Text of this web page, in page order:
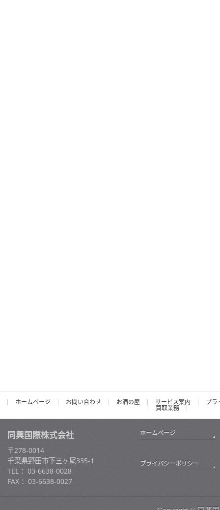
ホームページ お問い合わせ お酒の屋
サービス案内
買取業務
プラ
同興国際株式会社
〒278-0014
千葉県野田市下三ヶ尾335-1
TEL ：03-6638-0028
FAX ：03-6638-0027
ホームページ
プライバシーポリシー